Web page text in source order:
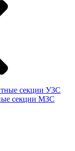
секции УЗС
секции МЗС